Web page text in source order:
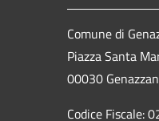
Comune di
Piazza Santa
00030
Codice Fiscale: